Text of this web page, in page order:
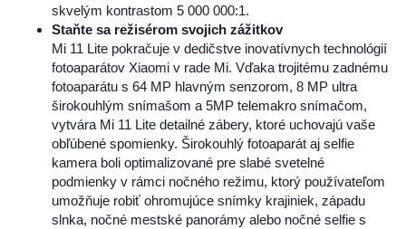
skvelým kontrastom 5 000 000:1.
Staňte sa režisérom svojich zážitkov
Mi 11 Lite pokračuje v dedičstve inovatívnych technológií
fotoaparátov Xiaomi v rade Mi. Vďaka trojitému zadnému
fotoaparátu s 64 MP hlavným senzorom, 8 MP ultra
širokouhlým snímašom a 5MP telemakro snímačom,
vytvára Mi 11 Lite detailné zábery, ktoré uchovajú vaše
obľúbené spomienky. Širokouhlý fotoaparát aj selfie
kamera boli optimalizované pre slabé svetelné
podmienky v rámci nočného režimu, ktorý používateľom
umožňuje robiť ohromujúce snímky krajiniek, západu
slnka, nočné mestské panorámy alebo nočné selfie s